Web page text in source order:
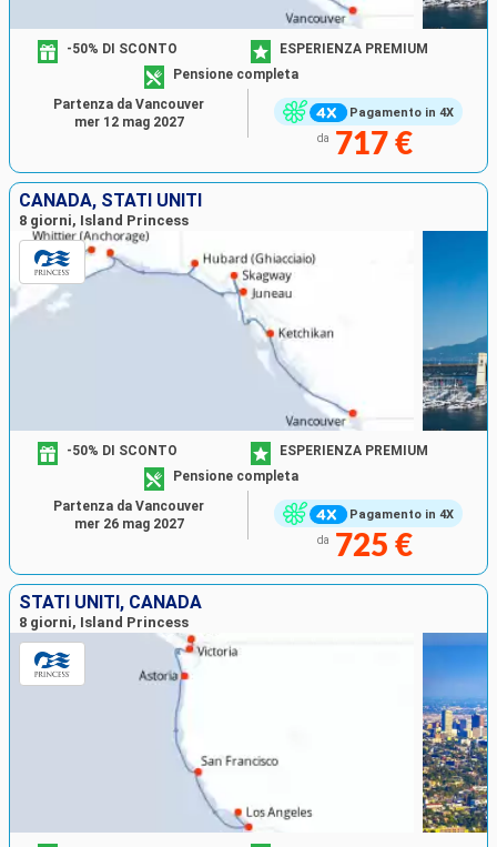
Pagamento in 4X
-50% DI SCONTO
ESPERIENZA PREMIUM
Pensione completa
da 717 €
Partenza da Vancouver
mer 12 mag 2027
CANADA, STATI UNITI
8 giorni, Island Princess
Pagamento in 4X
-50% DI SCONTO
ESPERIENZA PREMIUM
Pensione completa
da 725 €
Partenza da Vancouver
mer 26 mag 2027
STATI UNITI, CANADA
8 giorni, Island Princess